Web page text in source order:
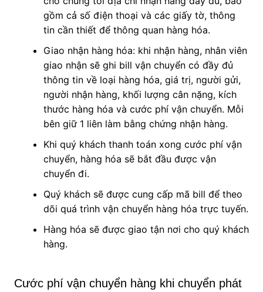
gồm cả số điện thoại và các giấy tờ, thông
tin cần thiết để thông quan hàng hóa.
Giao nhận hàng hóa: khi nhận hàng, nhân viên
giao nhận sẽ ghi bill vận chuyển có đầy đủ
thông tin về loại hàng hóa, giá trị, người gửi,
người nhận hàng, khối lượng cân nặng, kích
thước hàng hóa và cước phí vận chuyển. Mỗi
bên giữ 1 liên làm bằng chứng nhận hàng.
Khi quý khách thanh toán xong cước phí vận
chuyển, hàng hóa sẽ bắt đầu được vận
chuyển đi.
Quý khách sẽ được cung cấp mã bill để theo
dõi quá trình vận chuyển hàng hóa trực tuyến.
Hàng hóa sẽ được giao tận nơi cho quý khách
hàng.
Cước phí vận chuyển hàng khi chuyển phát